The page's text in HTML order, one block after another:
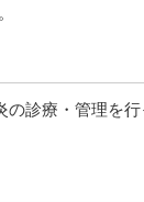
診療・管理を行